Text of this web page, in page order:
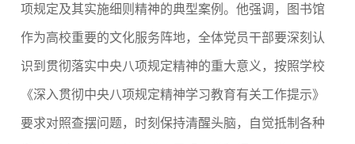
项规定及其实施细则精神的典型案例。他强调，图书馆
作为高校重要的文化服务阵地，全体党员干部要深刻认
识到贯彻落实中央八项规定精神的重大意义，按照学校
《深入贯彻中央八项规定精神学习教育有关工作提示》
要求对照查摆问题，时刻保持清醒头脑，自觉抵制各种